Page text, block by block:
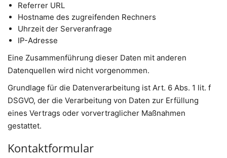
Referrer URL
Hostname des zugreifenden Rechners
Uhrzeit der Serveranfrage
IP-Adresse
Eine Zusammenführung dieser Daten mit anderen
Datenquellen wird nicht vorgenommen.
Grundlage für die Datenverarbeitung ist Art. 6 Abs. 1 lit. f
DSGVO, der die Verarbeitung von Daten zur Erfüllung
eines Vertrags oder vorvertraglicher Maßnahmen
gestattet.
Kontaktformular